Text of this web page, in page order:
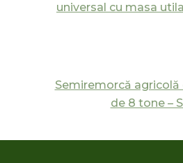
universal cu masa
Semiremorcă agricolă
de 8 tone –